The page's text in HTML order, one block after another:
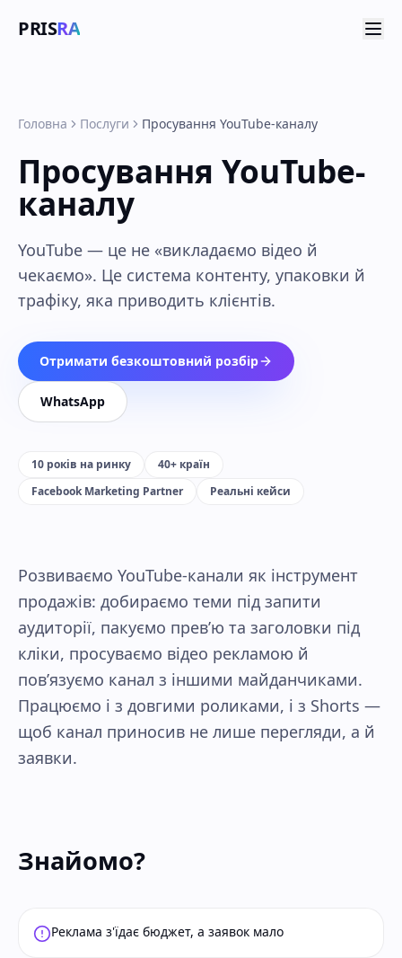
PRISRA
Головна Послуги Просування YouTube-каналу
Просування YouTube-
каналу
YouTube — це не «викладаємо відео й
чекаємо». Це система контенту, упаковки й
трафіку, яка приводить клієнтів.
Отримати безкоштовний розбір
WhatsApp
10 років на ринку
40+ країн
Facebook Marketing Partner
Реальні кейси
Розвиваємо YouTube-канали як інструмент
продажів: добираємо теми під запити
аудиторії, пакуємо прев’ю та заголовки під
кліки, просуваємо відео рекламою й
пов’язуємо канал з іншими майданчиками.
Працюємо і з довгими роликами, і з Shorts —
щоб канал приносив не лише перегляди, а й
заявки.
Знайомо?
Реклама з'їдає бюджет, а заявок мало